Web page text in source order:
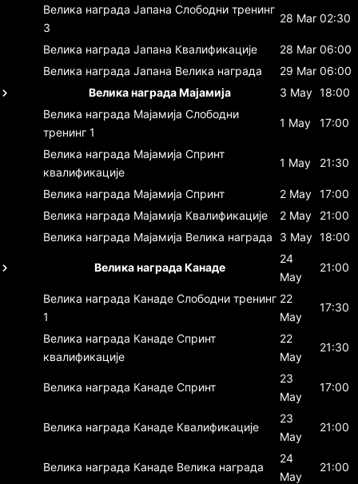
Велика награда Јапана Слободни тренинг
3
28 Mar 02:30
Велика награда Јапана Квалификације 28 Mar 06:00
Велика награда Јапана Велика награда 29 Mar 06:00
Велика награда Мајамија
3 May 18:00
Велика награда Мајамија Слободни
тренинг 1
1 May 17:00
Велика награда Мајамија Спринт
квалификације
1 May 21:30
Велика награда Мајамија Спринт 2 May 17:00
Велика награда Мајамија Квалификације 2 May
21:00
Велика награда Мајамија Велика награда 3 May 18:00
Велика награда Канаде
24
May
21:00
Велика награда Канаде Слободни тренинг
1
22
May
17:30
Велика награда Канаде Спринт
квалификације
22
May
21:30
Велика награда Канаде Спринт
23
May
17:00
Велика награда Канаде Квалификације
23
May
21:00
Велика награда Канаде Велика награда
24
May
21:00